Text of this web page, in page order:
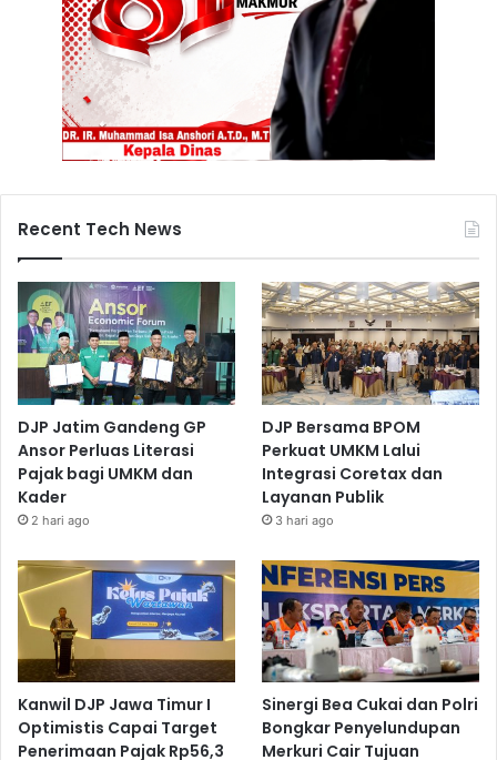
Recent Tech News
DJP Jatim Gandeng GP
Ansor Perluas Literasi
Pajak bagi UMKM dan
Kader
2 hari ago
DJP Bersama BPOM
Perkuat UMKM Lalui
Integrasi Coretax dan
Layanan Publik
3 hari ago
Kanwil DJP Jawa Timur I
Optimistis Capai Target
Penerimaan Pajak Rp56,3
Sinergi Bea Cukai dan Polri
Bongkar Penyelundupan
Merkuri Cair Tujuan